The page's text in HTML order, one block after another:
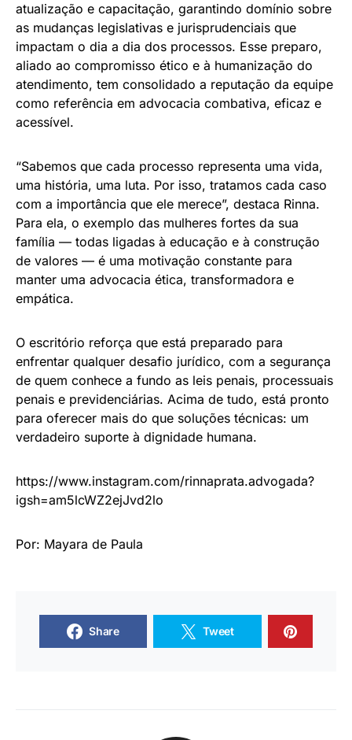
atualização e capacitação, garantindo domínio sobre
as mudanças legislativas e jurisprudenciais que
impactam o dia a dia dos processos. Esse preparo,
aliado ao compromisso ético e à humanização do
atendimento, tem consolidado a reputação da equipe
como referência em advocacia combativa, eficaz e
acessível.
“Sabemos que cada processo representa uma vida,
uma história, uma luta. Por isso, tratamos cada caso
com a importância que ele merece”, destaca Rinna.
Para ela, o exemplo das mulheres fortes da sua
família — todas ligadas à educação e à construção
de valores — é uma motivação constante para
manter uma advocacia ética, transformadora e
empática.
O escritório reforça que está preparado para
enfrentar qualquer desafio jurídico, com a segurança
de quem conhece a fundo as leis penais, processuais
penais e previdenciárias. Acima de tudo, está pronto
para oferecer mais do que soluções técnicas: um
verdadeiro suporte à dignidade humana.
https://www.instagram.com/rinnaprata.advogada?
igsh=am5lcWZ2ejJvd2lo
Por: Mayara de Paula
Share Tweet